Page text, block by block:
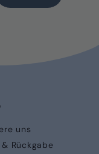
uns
Rückgabe